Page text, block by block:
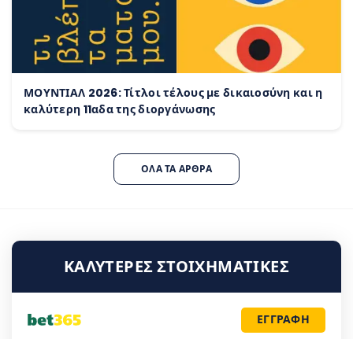
ΜΟΥΝΤΙΑΛ 2026: Τίτλοι τέλους με δικαιοσύνη και η
καλύτερη 11αδα της διοργάνωσης
ΌΛΑ ΤΑ ΆΡΘΡΑ
ΚΑΛΎΤΕΡΕΣ ΣΤΟΙΧΗΜΑΤΙΚΈΣ
ΕΓΓΡΑΦΗ